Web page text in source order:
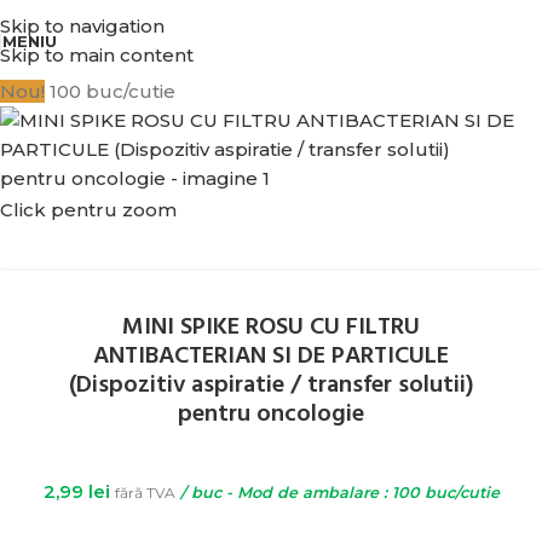
Skip to navigation
Skip to main content
MENIU
Nou! 100 buc/cutie
Click pentru zoom
MINI SPIKE ROSU CU FILTRU
ANTIBACTERIAN SI DE PARTICULE
(Dispozitiv aspiratie / transfer solutii)
pentru oncologie
2,99 lei fără TVA/ buc - Mod de ambalare : 100 buc/cutie